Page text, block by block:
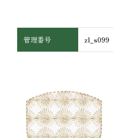
ワッペン・腕
管理番号 zl_s099